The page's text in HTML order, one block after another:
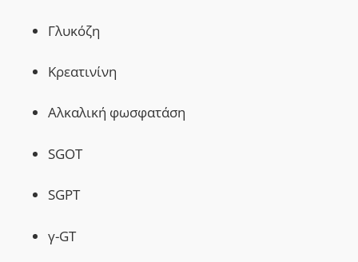
Γλυκόζη
Kρεατινίνη
Αλκαλική φωσφατάση
SGOT
SGPT
γ-GT